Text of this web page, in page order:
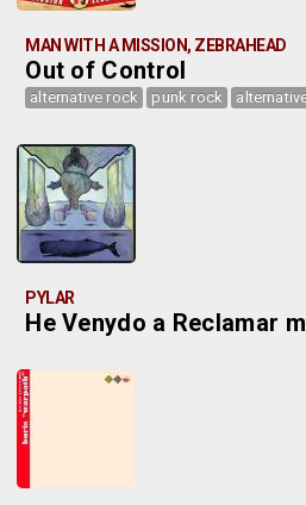
MAN WITH A MISSION, ZEBRAHEAD
Out of Control
alternative rock punk rock
PYLAR
He Venydo a Reclamar